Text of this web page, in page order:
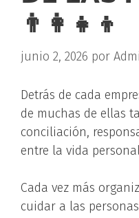
👨‍👩‍👧‍👦
junio 2, 2026 por
Detrás de cada
de muchas de ellas
conciliación,
entre la vida
Cada vez más
cuidar a las